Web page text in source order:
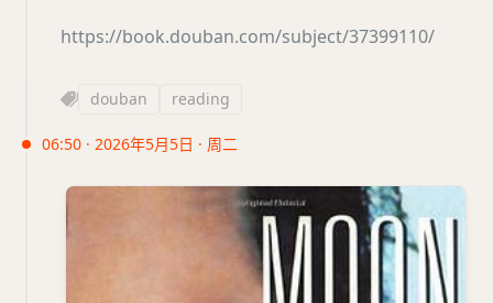
https://book.douban.com/subject/37399110/
douban reading
06:50 · 2026年5月5日 · 周二